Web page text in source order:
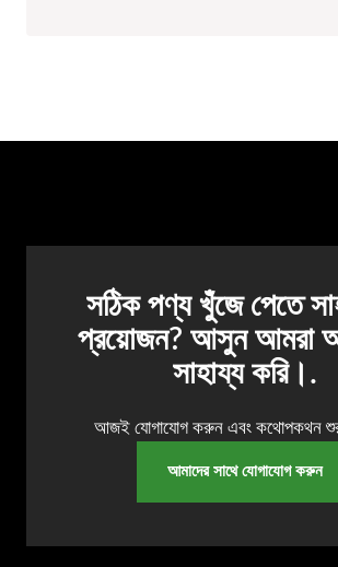
সঠিক পণ্য খুঁজে পেতে
প্রয়োজন? আসুন আমরা
সাহায্য করি।.
আজই যোগাযোগ করুন এবং কথোপকথন
আমাদের সাথে যোগাযোগ করুন